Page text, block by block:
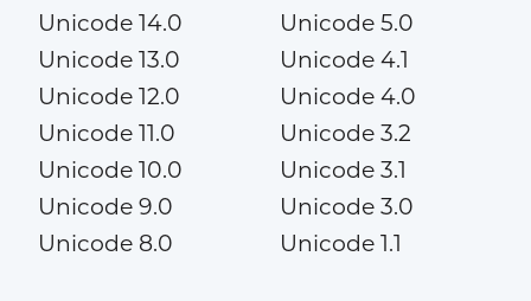
Unicode 14.0
Unicode 13.0
Unicode 12.0
Unicode 11.0
Unicode 10.0
Unicode 9.0
Unicode 8.0
Unicode 5.0
Unicode 4.1
Unicode 4.0
Unicode 3.2
Unicode 3.1
Unicode 3.0
Unicode 1.1